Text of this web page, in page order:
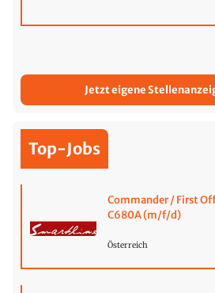
Jetzt eigene
Top-Jobs
Commander / First
C680A (m/f/d)
Österreich